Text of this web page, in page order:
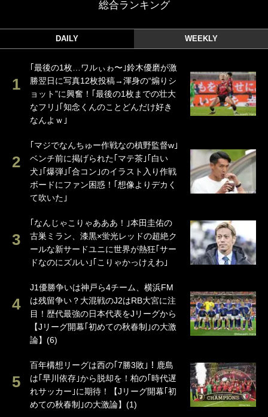
総合ランキング
DAILY WEEKLY
｢最後の1枚…ワルぃゎ〜｣鈴木優磨が激
勝翌日に写真12枚投稿→渾身の“煽りシ
ョット”に興奮！｢最後の1枚までの壮大
なフリ｣｢知念くんのことどんだけ好き
なんよｗ｣
｢マジでなんちゅー作戦なの槙野監督w｣
ベンチ前に掲げられた｢マテ茶｣｢白い
犬｣｢爆弾｣｢合コン｣のイラスト入り作戦
ボードにファン困惑！｢想像よりデカく
て吹いた｣
｢なんじゃこりゃあああ！｣本田圭佑の
古巣ミラン、漆黒×蛍光レッドの超絶ク
ールな新サードユニに世界が熱狂｢サー
ドなのにズルい｣｢こりゃかっけえわ｣
J1優勝争いは神戸ら4チーム、横浜FM
は残留争い？大混戦のJ2はRB大宮に注
目！歴代最強の日本代表をJリーグから
【Jリーグ開幕｢初めての秋春制｣の大激
論】(6)
百年構想リーグは西の｢7勝3敗｣！鹿島
は｢早川依存｣から脱却を！柏の｢時代遅
れサッカー｣に期待！【Jリーグ開幕｢初
めての秋春制｣の大激論】(1)